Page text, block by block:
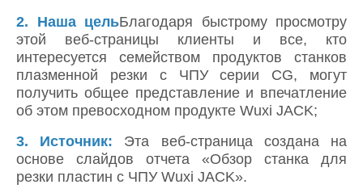
2.
Наша цельБлагодаря быстрому просмотру
этой веб-страницы клиенты и все, кто
интересуется семейством продуктов станков
плазменной резки с ЧПУ серии CG, могут
получить общее представление и впечатление
об этом превосходном продукте Wuxi JACK;
3. Источник: Эта веб-страница создана на
основе слайдов отчета «Обзор станка для
резки пластин с ЧПУ Wuxi JACK».